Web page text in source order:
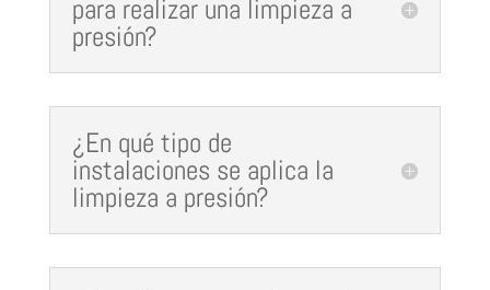
para realizar una limpieza a
presión?
¿En qué tipo de
instalaciones se aplica la
limpieza a presión?